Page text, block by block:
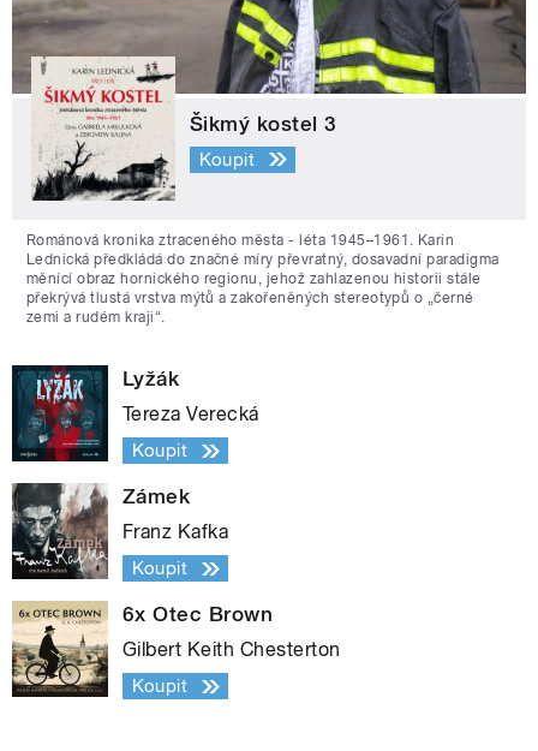
Šikmý kostel 3
Koupit
Románová kronika ztraceného města - léta 1945–1961. Karin
Lednická předkládá do značné míry převratný, dosavadní paradigma
měnící obraz hornického regionu, jehož zahlazenou historii stále
překrývá tlustá vrstva mýtů a zakořeněných stereotypů o „černé
zemi a rudém kraji“.
Lyžák
Tereza Verecká
Koupit
Zámek
Franz Kafka
Koupit
6x Otec Brown
Gilbert Keith Chesterton
Koupit